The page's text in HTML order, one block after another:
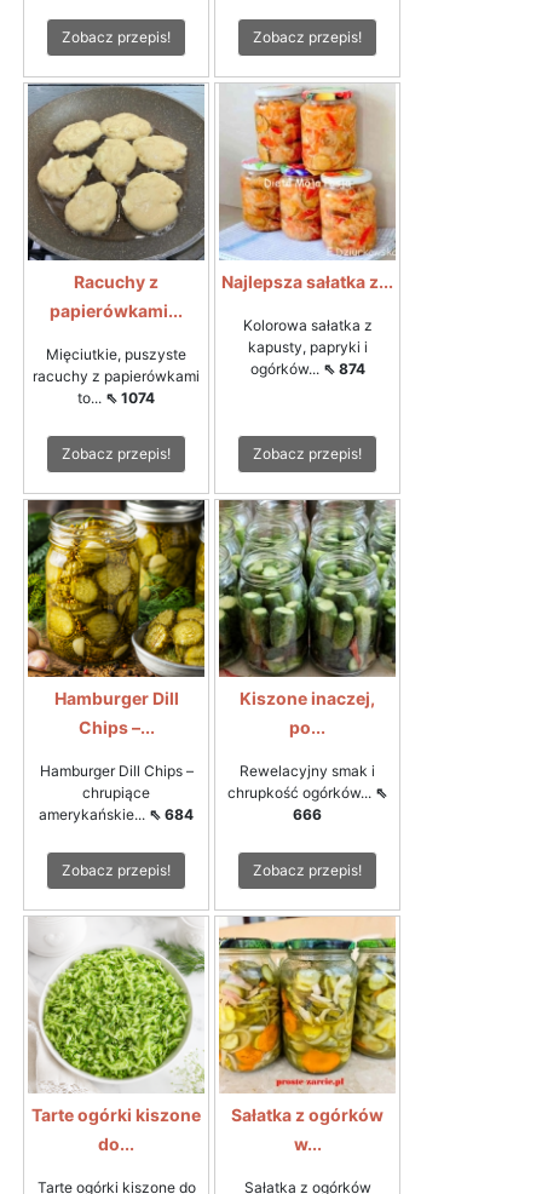
Zobacz przepis! Zobacz przepis!
Racuchy z
papierówkami...
Mięciutkie, puszyste
racuchy z papierówkami
to... ⇖ 1074
Zobacz przepis!
Najlepsza sałatka z...
Kolorowa sałatka z
kapusty, papryki i
ogórków... ⇖ 874
Zobacz przepis!
Hamburger Dill
Chips –...
Hamburger Dill Chips –
chrupiące
amerykańskie... ⇖ 684
Zobacz przepis!
Kiszone inaczej,
po...
Rewelacyjny smak i
chrupkość ogórków... ⇖
666
Zobacz przepis!
Tarte ogórki kiszone
do...
Tarte ogórki kiszone do
Sałatka z ogórków
w...
Sałatka z ogórków